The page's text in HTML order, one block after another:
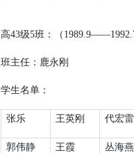
高43级5班：（ 1989.9——
班主任：鹿永刚
学生名单：
张乐 王英刚 代宏雷
郭伟静 王霞 丛海燕